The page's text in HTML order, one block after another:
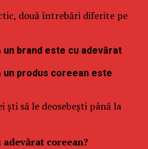
două întrebări diferite pe
un brand este cu adevărat
un produs coreean este
să le deosebești până la
coreean?